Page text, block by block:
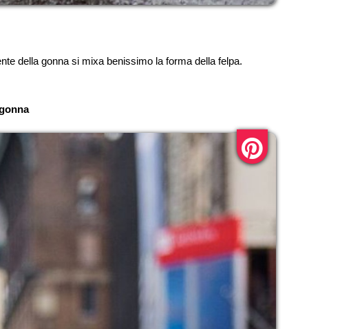
della gonna si mixa benissimo la forma della felpa.